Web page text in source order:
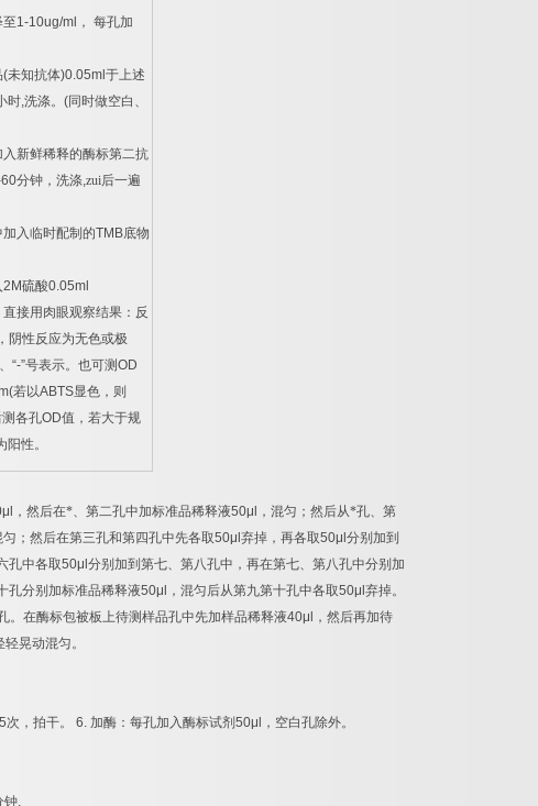
至1-10ug/ml ， 每孔加
(未知抗体)0.05ml 于上述
时,洗涤。 (同时做空白、
新鲜稀释的酶标第二抗
分钟，洗涤,zui后一遍
入临时配制的TMB底物
2M硫酸0.05ml
接用肉眼观察结果：反
阴性反应为无色或极
、 “-”号表示。也可测OD
若以ABTS显色，则
各孔OD值，若大于规
阳性。
，然后在*、第二孔中加标准品稀释液50μl
，混匀；然后从*孔、第
匀；然后在第三孔和第四孔中先各取50μl 弃掉，再各取50μl 分别加到
孔中各取50μl 分别加到第七、第八孔中，再在第七、第八孔中分别加
孔分别加标准品稀释液50μl ，混匀后从第九第十孔中各取50μl 弃掉。
。在酶标包被板上待测样品孔中先加样品稀释液40μl
，然后再加待
晃动混匀。
5次，拍干。 6. 加酶：每孔加入酶标试剂 50μl
，空白孔除外。
钟.